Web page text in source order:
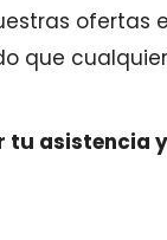
que
asistencia